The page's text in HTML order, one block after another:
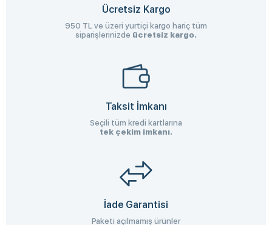
Ücretsiz Kargo
950 TL ve üzeri yurtiçi kargo hariç tüm
siparişlerinizde ücretsiz kargo.
Taksit İmkanı
Seçili tüm kredi kartlarına
tek çekim imkanı.
İade Garantisi
Paketi açılmamış ürünler